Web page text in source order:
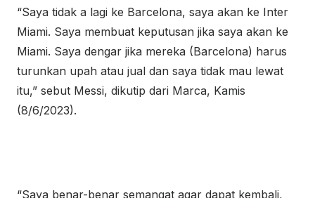
“Saya tidak a lagi ke Barcelona, saya akan ke Inter
Miami. Saya membuat keputusan jika saya akan ke
Miami. Saya dengar jika mereka (Barcelona) harus
turunkan upah atau jual dan saya tidak mau lewat
itu,” sebut Messi, dikutip dari Marca, Kamis
(8/6/2023).
“Saya benar-benar semangat agar dapat kembali,